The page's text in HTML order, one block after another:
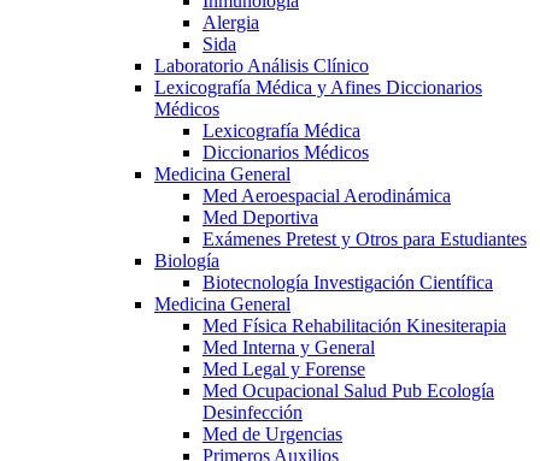
Alergia
Sida
Laboratorio Análisis Clínico
Lexicografía Médica y Afines Diccionarios
Médicos
Lexicografía Médica
Diccionarios Médicos
Medicina General
Med Aeroespacial Aerodinámica
Med Deportiva
Exámenes Pretest y Otros para Estudiantes
Biología
Biotecnología Investigación Científica
Medicina General
Med Física Rehabilitación Kinesiterapia
Med Interna y General
Med Legal y Forense
Med Ocupacional Salud Pub Ecología
Desinfección
Med de Urgencias
Primeros Auxilios